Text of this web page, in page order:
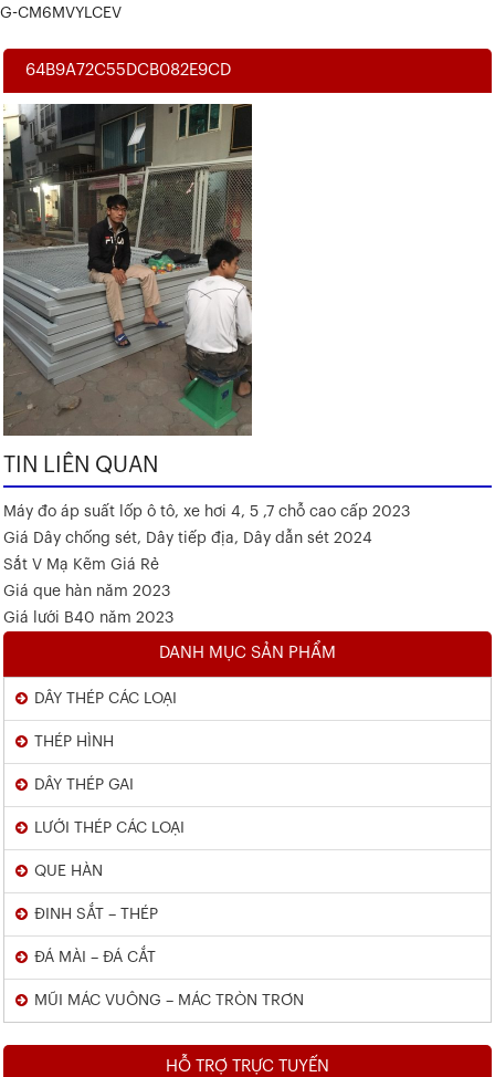
G-CM6MVYLCEV
64B9A72C55DCB082E9CD
TIN LIÊN QUAN
Máy đo áp suất lốp ô tô, xe hơi 4, 5 ,7 chỗ cao cấp 2023
Giá Dây chống sét, Dây tiếp địa, Dây dẫn sét 2024
Sắt V Mạ Kẽm Giá Rẻ
Giá que hàn năm 2023
Giá lưới B40 năm 2023
DANH MỤC SẢN PHẨM
DÂY THÉP CÁC LOẠI
THÉP HÌNH
DÂY THÉP GAI
LƯỚI THÉP CÁC LOẠI
QUE HÀN
ĐINH SẮT – THÉP
ĐÁ MÀI – ĐÁ CẮT
MŨI MÁC VUÔNG – MÁC TRÒN TRƠN
HỖ TRỢ TRỰC TUYẾN